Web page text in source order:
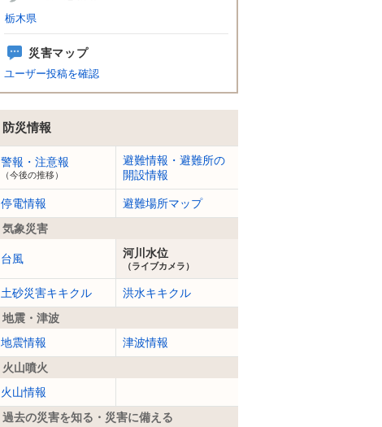
栃木県
災害マップ
ユーザー投稿を確認
防災情報
警報・注意報
（今後の推移）
避難情報・避難所の
開設情報
停電情報
避難場所マップ
気象災害
台風 河川水位
（ライブカメラ）
土砂災害キキクル
洪水キキクル
地震・津波
地震情報
津波情報
火山噴火
火山情報
過去の災害を知る・災害に備える